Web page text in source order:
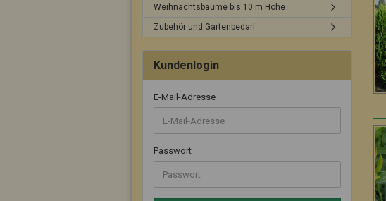
Weihnachtsbäume bis 10 m Höhe
Zubehör und Gartenbedarf
Kundenlogin
E-Mail-Adresse
Passwort